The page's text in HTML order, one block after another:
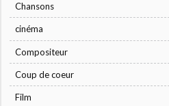
Chansons
cinéma
Compositeur
Coup de coeur
Film